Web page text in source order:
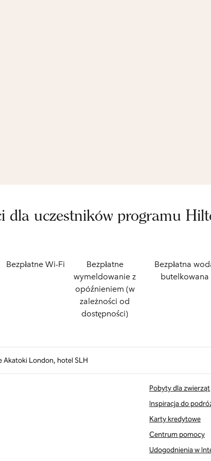
dla uczestników programu
Bezpłatne Wi-Fi
Bezpłatne
wymeldowanie z
opóźnieniem (w
zależności od
dostępności)
Bezpłatna
butelkowana
Akatoki London, hotel SLH
Pobyty dla zwierząt
Inspiracja do
Karty kredytowe
Centrum pomocy
Udogodnienia w